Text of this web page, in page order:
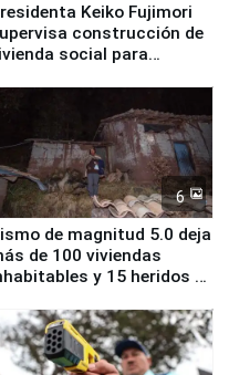
Keiko Fujimori
construcción de
social para
6
de magnitud 5.0 deja
de 100 viviendas
y 15 heridos en